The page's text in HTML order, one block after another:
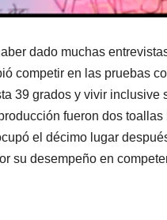
dado muchas
competir en las pruebas
39 grados y vivir
fueron dos
el décimo lugar
su desempeño en